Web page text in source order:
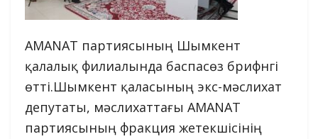
AMANAT партиясының Шымкент
қалалық филиалында баспасөз брифнгі
өтті.Шымкент қаласының экс-мәслихат
депутаты, мәслихаттағы AMANAT
партиясының фракция жетекшісінің